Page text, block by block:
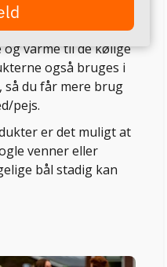
af lækre
som kan
varme til de kølige
også bruges i
så du får mere brug
pejs.
er det muligt at
venner eller
bål stadig kan